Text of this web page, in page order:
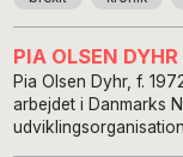
PIA OLSEN DYHR
Pia Olsen Dyhr, f.
arbejdet i Danmarks